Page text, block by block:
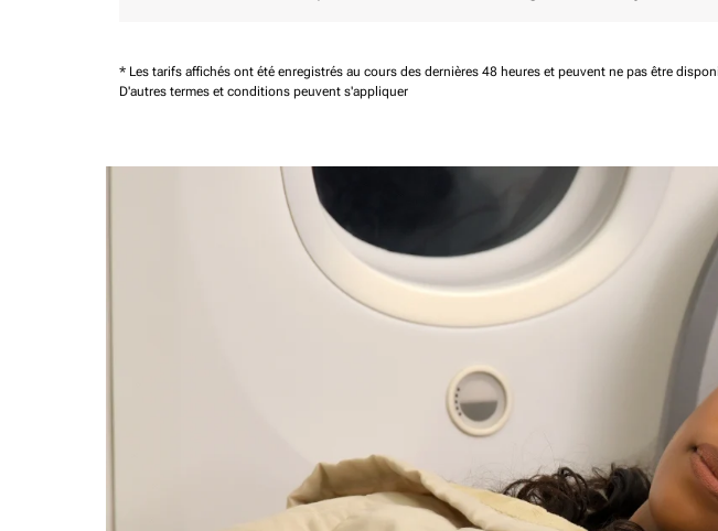
* Les tarifs affichés ont été enregistrés au cours des dernières 48 heures et peuvent ne pas être
D'autres termes et conditions peuvent s'appliquer